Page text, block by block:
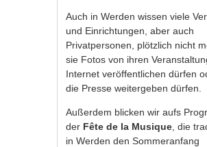
Auch in Werden wissen viele
und Einrichtungen, aber auch
Privatpersonen, plötzlich nicht
sie Fotos von ihren
Internet veröffentlichen dürfen
die Presse weitergeben dürfen.
Außerdem blicken wir aufs
der Fête de la Musique , die
in Werden den Sommeranfang